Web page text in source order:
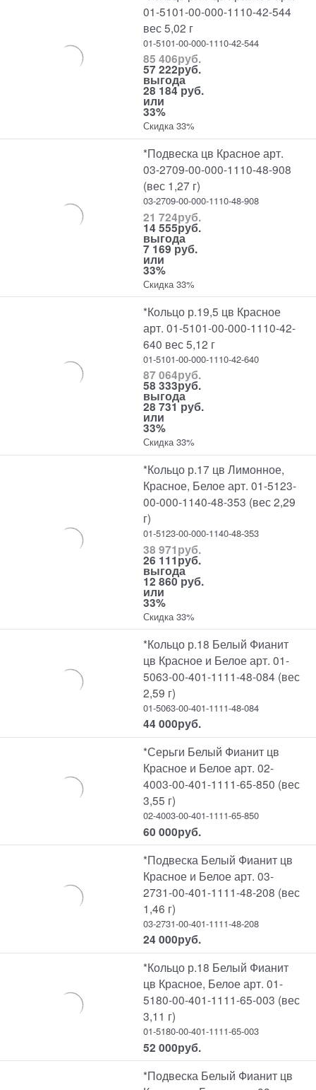
01-5101-00-000-1110-42-544
вес 5,02 г
01-5101-00-000-1110-42-544
85 406руб.
57 222руб.
выгода
28 184 руб.
или
33%
Скидка 33%
*Подвеска цв Красное арт.
03-2709-00-000-1110-48-908
(вес 1,27 г)
03-2709-00-000-1110-48-908
21 724руб.
14 555руб.
выгода
7 169 руб.
или
33%
Скидка 33%
*Кольцо р.19,5 цв Красное
арт. 01-5101-00-000-1110-42-
640 вес 5,12 г
01-5101-00-000-1110-42-640
87 064руб.
58 333руб.
выгода
28 731 руб.
или
33%
Скидка 33%
*Кольцо р.17 цв Лимонное,
Красное, Белое арт. 01-5123-
00-000-1140-48-353 (вес 2,29
г)
01-5123-00-000-1140-48-353
38 971руб.
26 111руб.
выгода
12 860 руб.
или
33%
Скидка 33%
*Кольцо р.18 Белый Фианит
цв Красное и Белое арт. 01-
5063-00-401-1111-48-084 (вес
2,59 г)
01-5063-00-401-1111-48-084
44 000руб.
*Серьги Белый Фианит цв
Красное и Белое арт. 02-
4003-00-401-1111-65-850 (вес
3,55 г)
02-4003-00-401-1111-65-850
60 000руб.
*Подвеска Белый Фианит цв
Красное и Белое арт. 03-
2731-00-401-1111-48-208 (вес
1,46 г)
03-2731-00-401-1111-48-208
24 000руб.
*Кольцо р.18 Белый Фианит
цв Красное, Белое арт. 01-
5180-00-401-1111-65-003 (вес
3,11 г)
01-5180-00-401-1111-65-003
52 000руб.
*Подвеска Белый Фианит цв